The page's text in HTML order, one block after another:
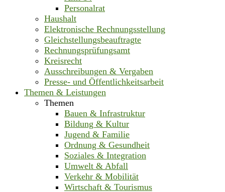
Personalrat
Haushalt
Elektronische Rechnungsstellung
Gleichstellungsbeauftragte
Rechnungsprüfungsamt
Kreisrecht
Ausschreibungen & Vergaben
Presse- und Öffentlichkeitsarbeit
Themen & Leistungen
Themen
Bauen & Infrastruktur
Bildung & Kultur
Jugend & Familie
Ordnung & Gesundheit
Soziales & Integration
Umwelt & Abfall
Verkehr & Mobilität
Wirtschaft & Tourismus